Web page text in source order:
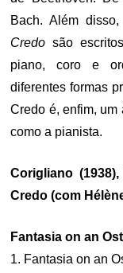
Bach. Além
Credo são
piano, coro e
diferentes formas
Credo é, enfim, um
como a pianista.
Corigliano
Credo (com
Fantasia on an
1. Fantasia on an